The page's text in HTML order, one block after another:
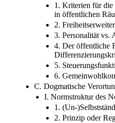
1. Kriterien für die
in öffentlichen
2.
3. Personalität vs.
4. Der öffentliche
5.
6.
C. Dogmatische
I. Normstruktur des
1. (Un-
2. Prinzip oder